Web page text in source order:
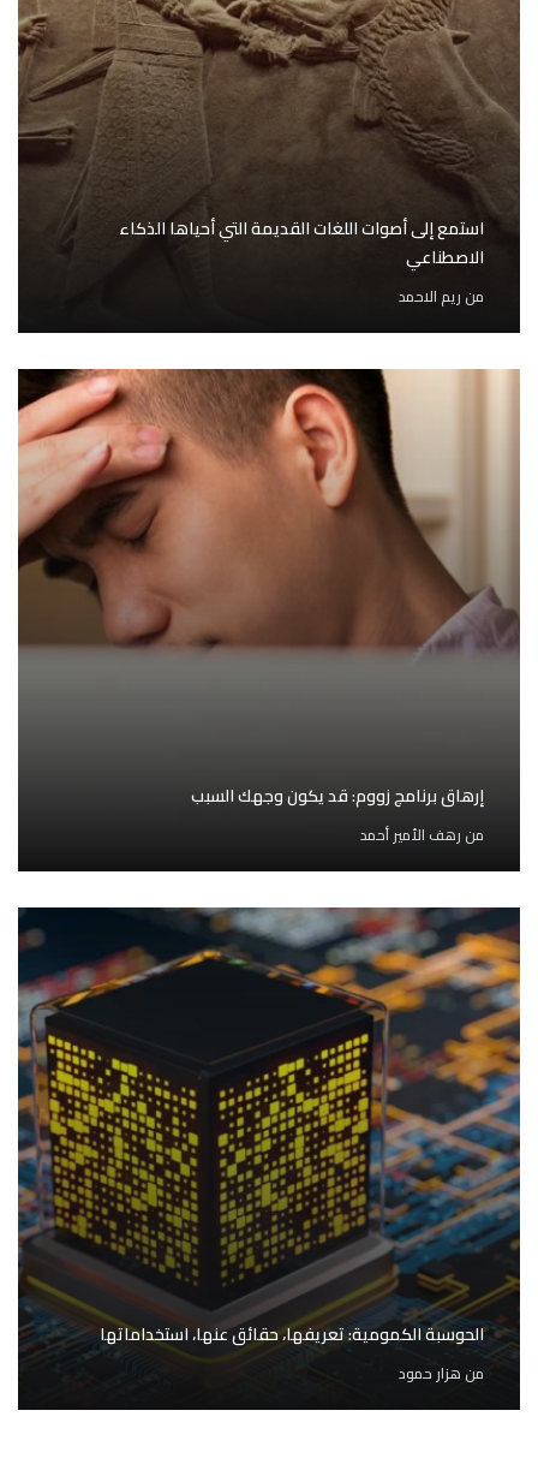
استمع إلى أصوات اللغات القديمة التي أحياها الذكاء
الاصطناعي
من ريم الاحمد
إرهاق برنامج زووم: قد يكون وجهك السبب
من رهف الأمير أحمد
الحوسبة الكمومية: تعريفها، حقائق عنها، استخداماتها
منهزار حمود